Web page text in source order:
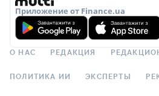
Приложение от Finance.ua
О НАС РЕДАКЦИЯ
ПОЛИТИКА ИИ ЭКСПЕРТЫ